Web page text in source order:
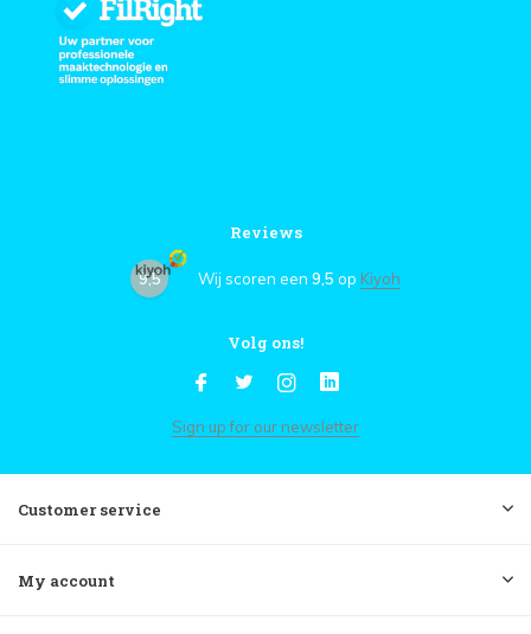
Reviews
9,5 Wij scoren een 9,5 op Kiyoh
Volg ons!
Sign up for our newsletter
Customer service
My account